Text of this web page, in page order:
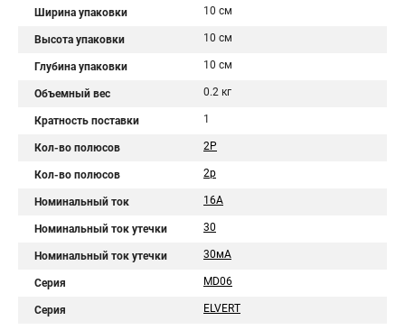
Ширина упаковки 10 см
Высота упаковки 10 см
Глубина упаковки 10 см
Объемный вес 0.2 кг
Кратность поставки 1
Кол-во полюсов 2P
Кол-во полюсов 2р
Номинальный ток 16A
Номинальный ток утечки 30
Номинальный ток утечки 30мА
Серия MD06
Серия ELVERT